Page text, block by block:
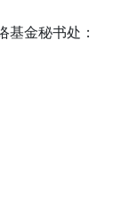
金秘书处：